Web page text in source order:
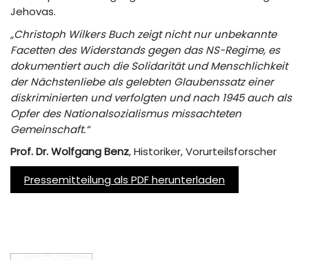
Jehovas.
„Christoph Wilkers Buch zeigt nicht nur unbekannte
Facetten des Widerstands gegen das NS-Regime, es
dokumentiert auch die Solidarität und Menschlichkeit
der Nächstenliebe als gelebten Glaubenssatz einer
diskriminierten und verfolgten und nach 1945 auch als
Opfer des Nationalsozialismus missachteten
Gemeinschaft.“
Prof. Dr. Wolfgang Benz, Historiker, Vorurteilsforscher
Pressemitteilung als PDF herunterladen